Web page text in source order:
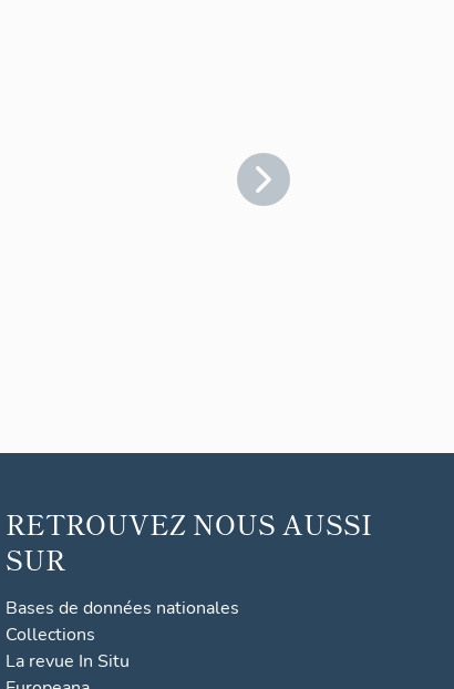
RETROUVEZ NOUS AUSSI
SUR
Bases de données nationales
Collections
La revue In Situ